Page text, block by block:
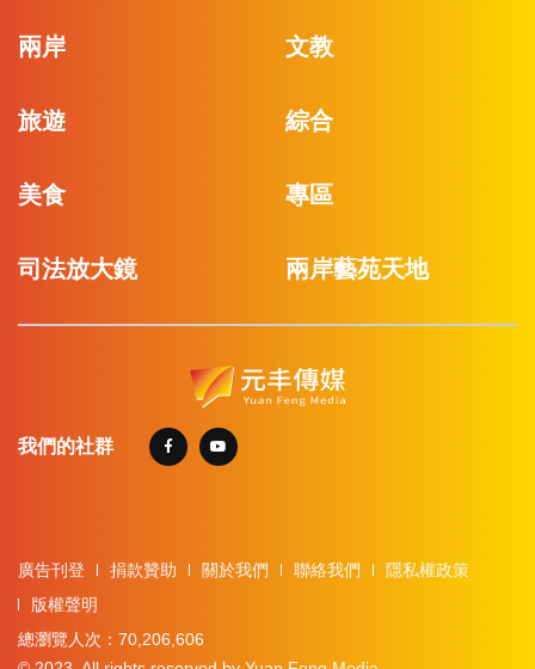
兩岸 文教
旅遊 綜合
美食 專區
司法放大鏡 兩岸藝苑天地
我們的社群
廣告刊登 捐款贊助 關於我們 聯絡我們
隱私權政策
版權聲明
總瀏覽人次：70,206,606